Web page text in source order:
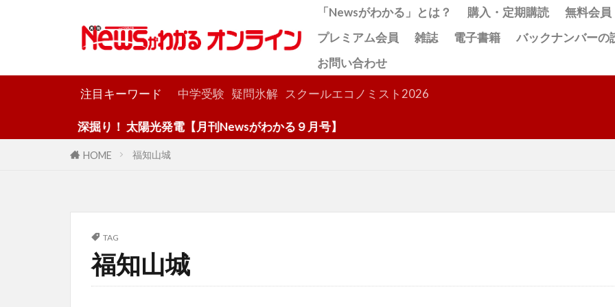
「Newsがわかる」とは？ 購入・定期購読
無料会員
プレミアム会員
雑誌 電子書籍
バックナンバーの
お問い合わせ
注目キーワード 中学受験 疑問氷解 スクールエコノミスト2026
深掘り！ 太陽光発電【月刊Newsがわかる９月号】
HOME 福知山城
TAG
福知山城
検索